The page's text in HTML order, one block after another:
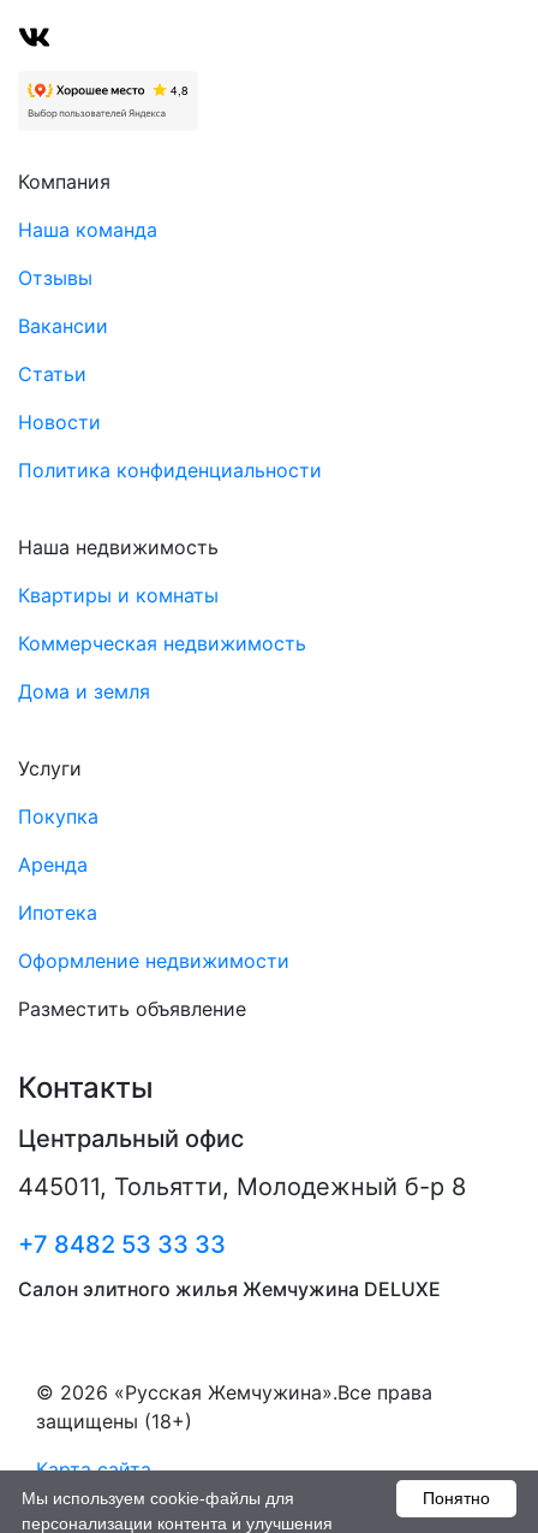
Компания
Наша команда
Отзывы
Вакансии
Статьи
Новости
Политика конфиденциальности
Наша недвижимость
Квартиры и комнаты
Коммерческая недвижимость
Дома и земля
Услуги
Покупка
Аренда
Ипотека
Оформление недвижимости
Разместить объявление
Контакты
Центральный офис
445011, Тольятти, Молодежный б-р 8
+7 8482 53 33 33
Салон элитного жилья Жемчужина DELUXE
© 2026 «Русская Жемчужина».Все права
защищены (18+)
Карта сайта
Пользовательское соглашение
Понятно
Мы используем cookie-файлы для
персонализации контента и улучшения